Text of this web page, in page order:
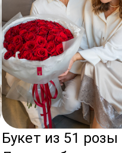
Букет из 51 розы